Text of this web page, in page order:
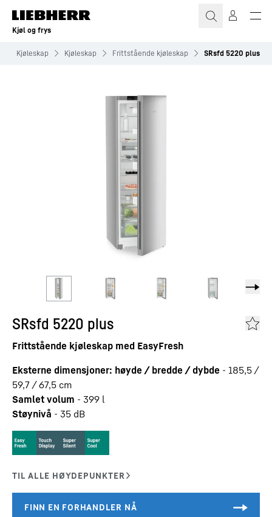
Kjøl og frys
Kjøleskap Kjøleskap Frittstående kjøleskap SRsfd 5220 plus
SRsfd 5220 plus
Frittstående kjøleskap med EasyFresh
Eksterne dimensjoner: høyde / bredde / dybde - 185,5 /
59,7 / 67,5 cm
Samlet volum - 399 l
Støynivå - 35 dB